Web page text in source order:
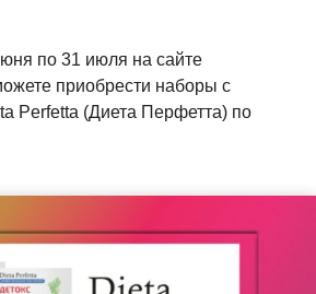
RU EN DE FR
по 31 июля на сайте
приобрести наборы с
Perfetta (Диета Перфетта) по